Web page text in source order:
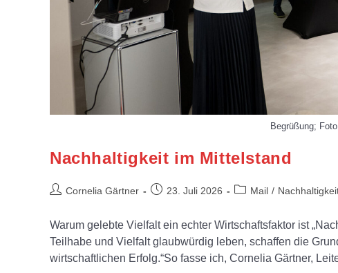
Begrüßung;
Nachhaltigkeit im Mittelstand
Cornelia Gärtner 23. Juli 2026 Mail /
Warum gelebte Vielfalt ein echter Wirtschaftsfaktor ist
Teilhabe und Vielfalt glaubwürdig leben, schaffen die
wirtschaftlichen Erfolg.“So fasse ich, Cornelia Gärtner,